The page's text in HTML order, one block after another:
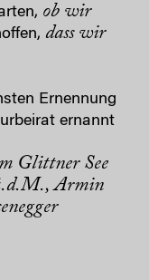
ob wir
dass wir
Ernennung
ernannt
Glittner See
Armin